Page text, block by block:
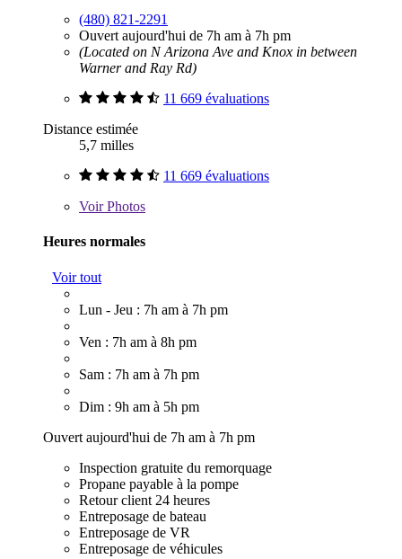
(480) 821-2291
Ouvert aujourd'hui de 7h am à 7h pm
(Located on N Arizona Ave and Knox in between
Warner and Ray Rd)
11 669 évaluations
Distance estimée
5,7 milles
11 669 évaluations
VoirPhotos
Heures normales
Voir tout
Lun - Jeu : 7h am à 7h pm
Ven : 7h am à 8h pm
Sam : 7h am à 7h pm
Dim : 9h am à 5h pm
Ouvert aujourd'hui de 7h am à 7h pm
Inspection gratuite du remorquage
Propane payable à la pompe
Retour client 24 heures
Entreposage de bateau
Entreposage de VR
Entreposage de véhicules